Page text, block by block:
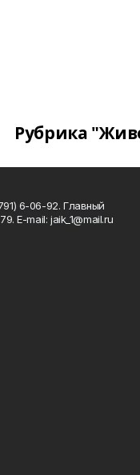
Рубрика
6-06-92. Главный
Е-mаil: jaik_1@mail.ru